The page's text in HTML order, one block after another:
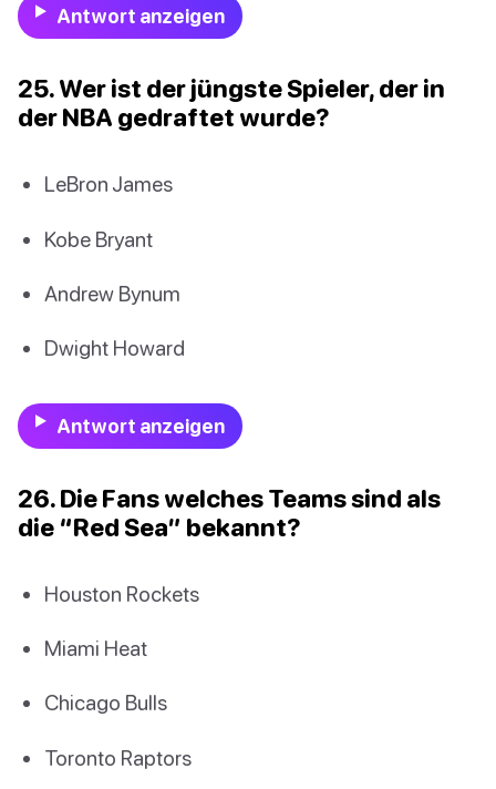
Antwort anzeigen
25. Wer ist der jüngste Spieler, der in
der NBA gedraftet wurde?
LeBron James
Kobe Bryant
Andrew Bynum
Dwight Howard
Antwort anzeigen
26. Die Fans welches Teams sind als
die “Red Sea” bekannt?
Houston Rockets
Miami Heat
Chicago Bulls
Toronto Raptors